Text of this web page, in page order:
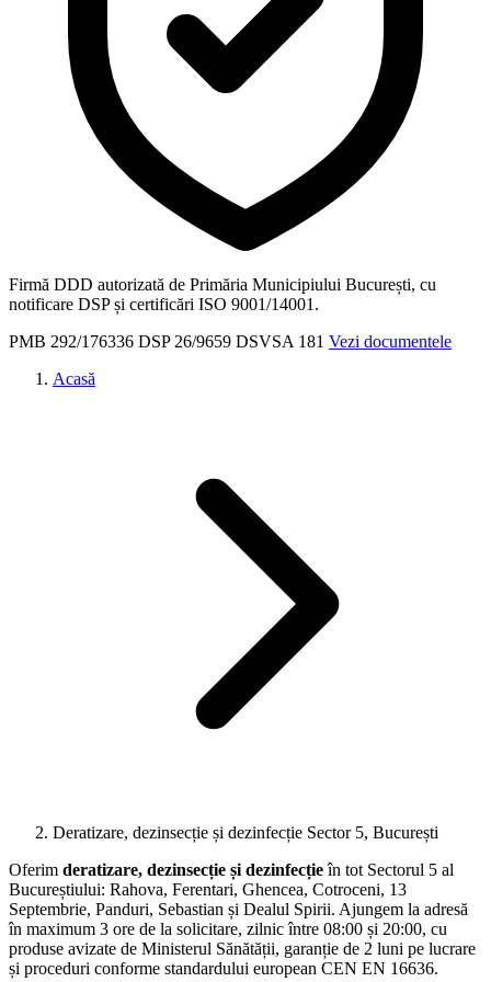
Firmă DDD autorizată de Primăria Municipiului București, cu
notificare DSP și certificări ISO 9001/14001.
PMB 292/176336 DSP 26/9659 DSVSA 181 Vezi documentele
Acasă
Deratizare, dezinsecție și dezinfecție Sector 5, București
Oferim deratizare, dezinsecție și dezinfecțieîn tot Sectorul 5 al
Bucureștiului: Rahova, Ferentari, Ghencea, Cotroceni, 13
Septembrie, Panduri, Sebastian și Dealul Spirii. Ajungem la adresă
în maximum 3 ore de la solicitare, zilnic între 08:00 și 20:00, cu
produse avizate de Ministerul Sănătății, garanție de 2 luni pe lucrare
și proceduri conforme standardului european CEN EN 16636.